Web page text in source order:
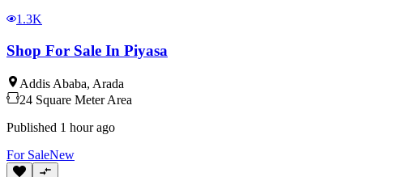
1.3K
Shop For Sale In Piyasa
Addis Ababa, Arada
24 Square Meter Area
Published 1 hour ago
For SaleNew